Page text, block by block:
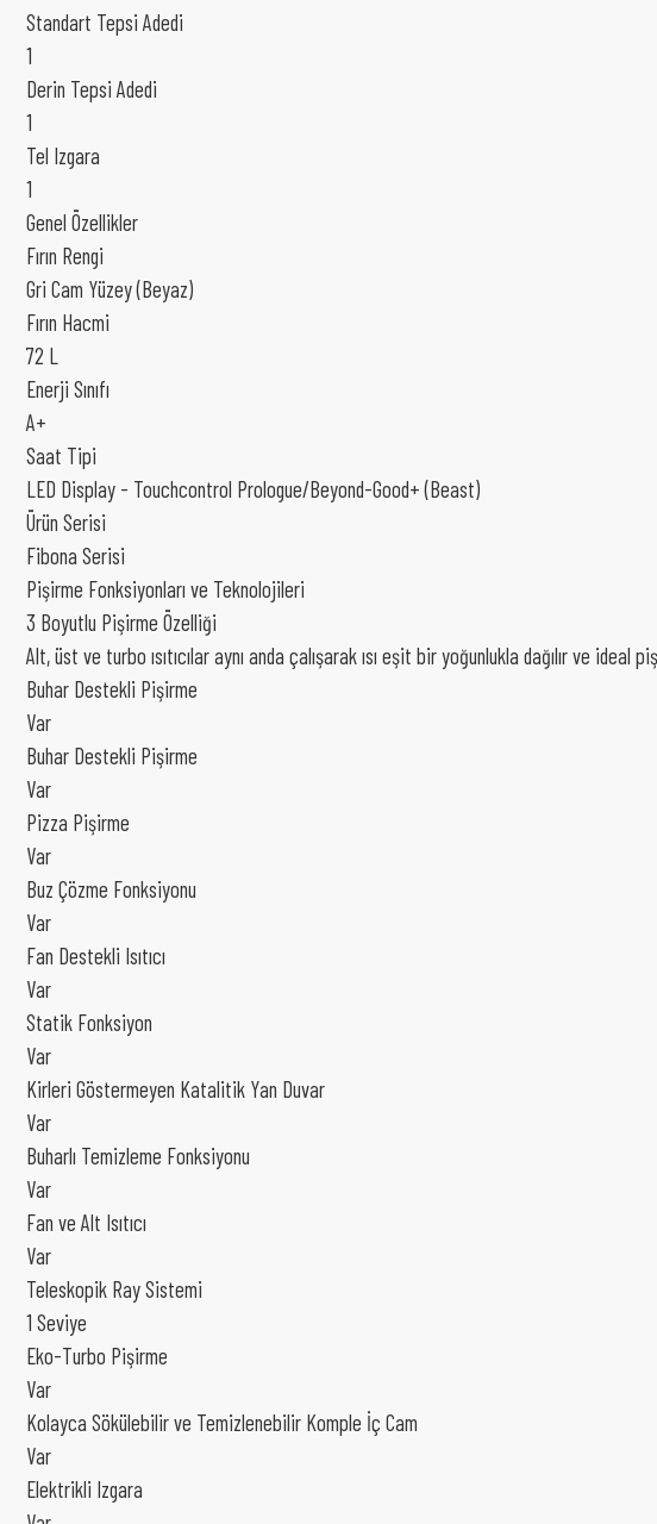
Standart Tepsi Adedi
1
Derin Tepsi Adedi
1
Tel Izgara
1
Genel Özellikler
Fırın Rengi
Gri Cam Yüzey (Beyaz)
Fırın Hacmi
72 L
Enerji Sınıfı
A+
Saat Tipi
LED Display - Touchcontrol Prologue/Beyond-Good+ (Beast)
Ürün Serisi
Fibona Serisi
Pişirme Fonksiyonları ve Teknolojileri
3 Boyutlu Pişirme Özelliği
Alt, üst ve turbo ısıtıcılar aynı anda çalışarak ısı eşit bir yoğunlukla dağılır ve ideal
Buhar Destekli Pişirme
Var
Buhar Destekli Pişirme
Var
Pizza Pişirme
Var
Buz Çözme Fonksiyonu
Var
Fan Destekli Isıtıcı
Var
Statik Fonksiyon
Var
Kirleri Göstermeyen Katalitik Yan Duvar
Var
Buharlı Temizleme Fonksiyonu
Var
Fan ve Alt Isıtıcı
Var
Teleskopik Ray Sistemi
1 Seviye
Eko-Turbo Pişirme
Var
Kolayca Sökülebilir ve Temizlenebilir Komple İç Cam
Var
Elektrikli Izgara